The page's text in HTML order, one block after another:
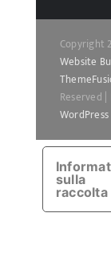
Copyright
Website
Reserved
WordPress
sulla
raccolta